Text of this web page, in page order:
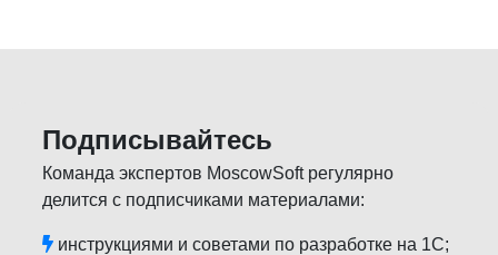
Подписывайтесь
Команда экспертов MoscowSoft регулярно
делится с подписчиками материалами:
инструкциями и советами по разработке на 1С;